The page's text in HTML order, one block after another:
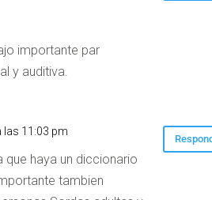
importante par
y auditiva.
las 11:03 pm
que haya un diccionario
tambien